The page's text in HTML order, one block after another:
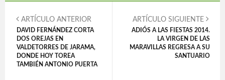
ARTÍCULO ANTERIOR
DAVID FERNÁNDEZ CORTA
DOS OREJAS EN
VALDETORRES DE JARAMA,
DONDE HOY TOREA
TAMBIÉN ANTONIO PUERTA
ARTÍCULO SIGUIENTE
ADIÓS A LAS FIESTAS 2014.
LA VIRGEN DE LAS
MARAVILLAS REGRESA A SU
SANTUARIO